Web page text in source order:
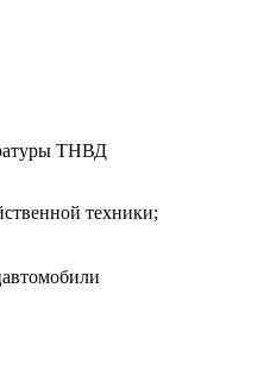
ТНВД
техники;